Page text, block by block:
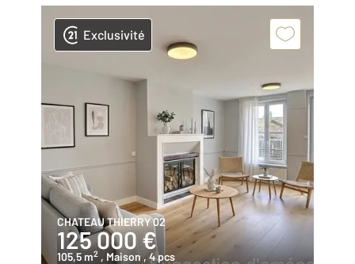
Exclusivité
CHATEAU THIERRY 02
125 000 €
105,5 m2 , Maison , 4 pcs